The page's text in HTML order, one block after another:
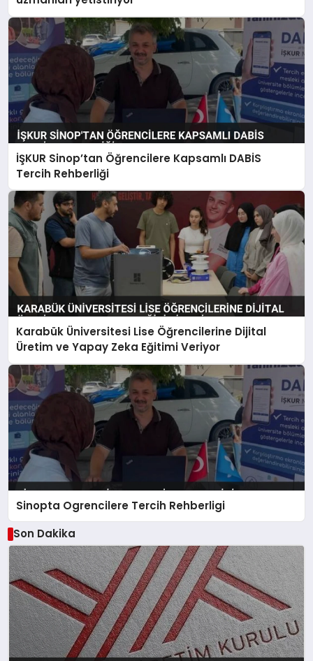
İŞKUR Sinop’tan Öğrencilere Kapsamlı DABİS
Tercih Rehberliği
Karabük Üniversitesi Lise Öğrencilerine Dijital
Üretim ve Yapay Zeka Eğitimi Veriyor
Sinopta Ogrencilere Tercih Rehberligi
Son Dakika